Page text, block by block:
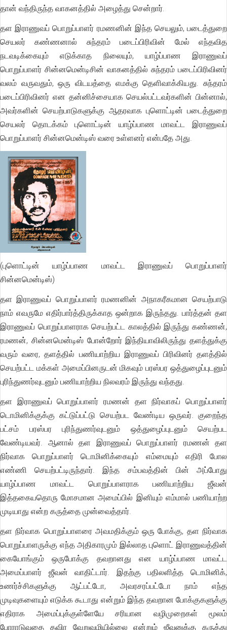
தான் வந்திருந்த வாகனத்தில் அழைத்து சென்றார்.
தள இராணுவப் பொறுப்பாளர் ரமணனின் இந்த செயலும், படைத்துறை
செயலர் கண்ணனால் சுந்தரம் படைப்பிரிவின் மேல் எந்தவித
நடவடிக்கையும் எடுக்காத நிலையும், யாழ்ப்பாண இராணுவப்
பொறுப்பாளர் சின்னமென்டிசின் வாகனத்தில் சுந்தரம் படைப்பிரிவினர்
வலம் வருவதும், ஒரு விடயத்தை எமக்கு தெளிவாக்கியது. சுந்தரம்
படைப்பிரிவினர் என தன்னிச்சையாக செயல்பட்டவர்களின் பின்னால்,
அவர்களின் செயற்பாடுகளுக்கு ஆதரவாக புளொட்டின் படைத்துறை
செயலர் தொடக்கம் புளொட்டின் யாழ்ப்பாண மாவட்ட இராணுவப்
பொறுப்பாளர் சின்னமென்டிஸ் வரை உள்ளனர் என்பதே அது.
(புளொட்டின் யாழ்ப்பாண மாவட்ட இராணுவப் பொறுப்பாளர்
சின்னமென்டிஸ்)
தள இராணுவப் பொறுப்பாளர் ரமணனின் அநாகரீகமான செயற்பாடு
நாம் எவருமே எதிர்பார்த்திருக்காத ஒன்றாக இருந்தது. பார்த்தன் தள
இராணுவப் பொறுப்பாளராக செயற்பட்ட காலத்தில் இருந்து கண்ணன்,
ரமணன், சின்னமென்டிஸ் போன்றோர் இந்தியாவிலிருந்து தளத்துக்கு
வரும் வரை, தளத்தில் பணியாற்றிய இராணுவப் பிரிவினர் தளத்தில்
செயற்பட்ட மக்கள் அமைப்பினருடன் மிகவும் பரஸ்பர ஒத்துழைப்புடனும்
புரிந்துணர்வுடனும் பணியாற்றிய நிலவரம் இருந்து வந்தது.
தள இராணுவப் பொறுப்பாளர் ரமணன் தள நிர்வாகப் பொறுப்பாளர்
டொமினிக்குக்கு கட்டுப்பட்டு செயற்பட வேண்டிய ஒருவர். குறைந்த
பட்சம் பரஸ்பர புரிந்துணர்வுடனும் ஒத்துழைப்புடனும் செயற்பட
வேண்டியவர். ஆனால் தள இராணுவப் பொறுப்பாளர் ரமணன் தள
நிர்வாக பொறுப்பாளர் டொமினிக்கையும் எம்மையும் எதிரி போல
எண்ணி செயற்பட்டிருந்தார். இந்த சம்பவத்தின் பின் அப்போது
யாழ்ப்பாண மாவட்ட பொறுப்பாளராக பணியாற்றிய ஜீவன்
இத்தகையதொரு மோசமான அமைப்பில் இனியும் எம்மால் பணியாற்ற
முடியாது என்ற கருத்தை முன்வைத்தார்.
தள நிர்வாக பொறுப்பாளரை அவமதிக்கும் ஒரு போக்கு, தள நிர்வாக
பொறுப்பாளருக்கு எந்த அதிகாரமும் இல்லாத புளொட் இராணுவத்தின்
கையோங்கும் ஒருபோக்கு தவறானது என யாழ்ப்பாண மாவட்ட
அமைப்பாளர் ஜீவன் வாதிட்டார். இதற்கு பதிலளித்த டொமினிக்,
உணர்ச்சிகளுக்கு ஆட்பட்டோ, அவரசரப்பட்டோ நாம் எந்த
முடிவுகளையும் எடுக்க கூடாது என்றும் இந்த தவறான போக்குகளுக்கு
எதிராக அமைப்புக்குள்ளேயே சரியான வழிமுறைகள் மூலம்
போராடுவதை தவிர வேறுவழியில்லை என்றும் ஜீவனுக்கு கருத்து